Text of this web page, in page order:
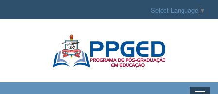
Select Language ▼